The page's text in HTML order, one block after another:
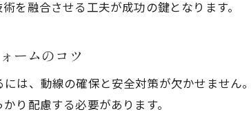
く進めるリフォームのコツ
用したクラシカルお風呂リフォーム術
ォーム費用を抑える賢い助成金利用法
お風呂リフォームと助成金申請のポイント
を融合させる工夫が成功の鍵となります。
ームのコツ
は、動線の確保と安全対策が欠かせません
り配慮する必要があります。